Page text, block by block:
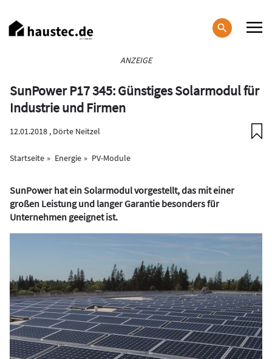
zum
Inhalt
ANZEIGE
SunPower P17 345: Günstiges Solarmodul für
Industrie und Firmen
12.01.2018 , Dörte Neitzel
Startseite Energie PV-Module
SunPower hat ein Solarmodul vorgestellt, das mit einer
großen Leistung und langer Garantie besonders für
Unternehmen geeignet ist.